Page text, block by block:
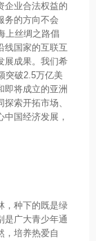
企业合法权益的
务的方向不会
上丝绸之路倡
线国家的互联互
展成果。我们希
突破2.5万亿美
即将成立的亚洲
索开拓市场、
国经济发展，
，种下的既是绿
是广大青少年通
，培养热爱自